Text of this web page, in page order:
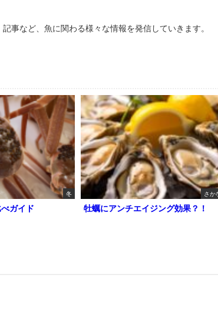
事など、魚に関わる様々な情報を発信していきます。
冬
ガイド
さか
牡蠣にアンチエイジング効果？！